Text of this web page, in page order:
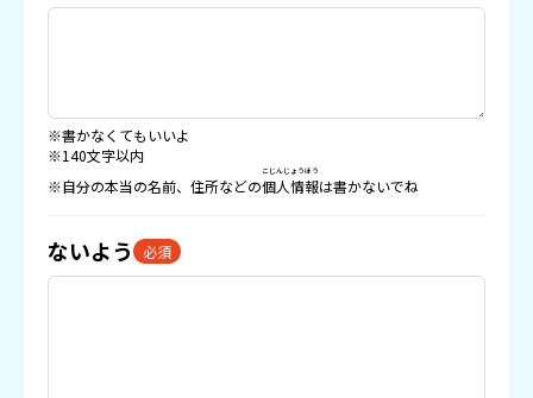
※書かなくてもいいよ
※140文字以内
※自分の本当の名前、住所などの個人情報
こじんじょうほう
は書かないでね
ないよう 必須